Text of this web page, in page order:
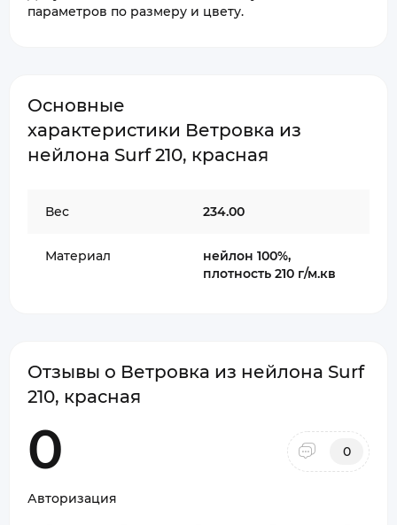
параметров по размеру и цвету.
Основные
характеристики Ветровка из
нейлона Surf 210, красная
Вес 234.00
Материал
нейлон 100%,
плотность 210 г/м.кв
Отзывы о Ветровка из нейлона Surf
210, красная
0 0
Авторизация